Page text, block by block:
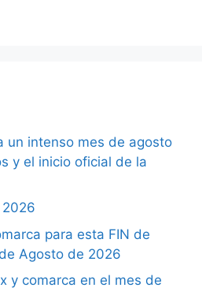
un intenso mes de agosto
y el inicio oficial de la
2026
para esta FIN de
Agosto de 2026
y comarca en el mes de